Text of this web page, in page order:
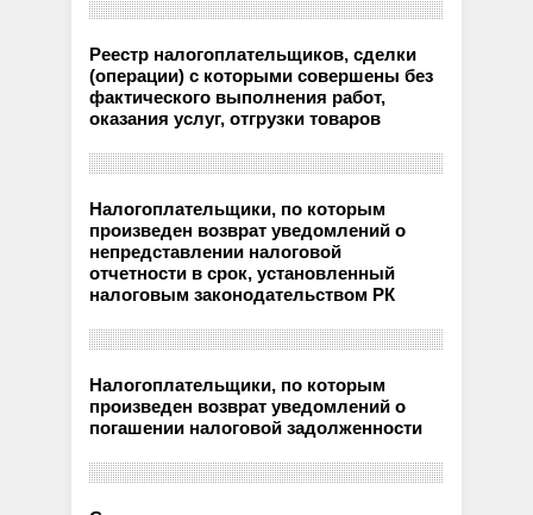
Реестр налогоплательщиков, сделки
(операции) с которыми совершены без
фактического выполнения работ,
оказания услуг, отгрузки товаров
Налогоплательщики, по которым
произведен возврат уведомлений о
непредставлении налоговой
отчетности в срок, установленный
налоговым законодательством РК
Налогоплательщики, по которым
произведен возврат уведомлений о
погашении налоговой задолженности